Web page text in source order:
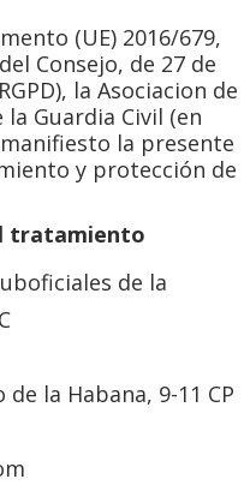
(UE) 2016/679,
Consejo, de 27 de
la Asociacion de
la Guardia Civil (en
manifiesto la presente
y protección de
tratamiento
de la
la Habana, 9-11 CP